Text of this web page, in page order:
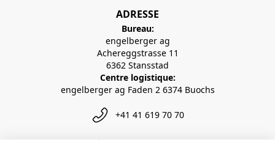
ADRESSE
Bureau:
engelberger ag
Achereggstrasse 11
6362 Stansstad
Centre logistique:
engelberger ag Faden 2 6374 Buochs
+41 41 619 70 70